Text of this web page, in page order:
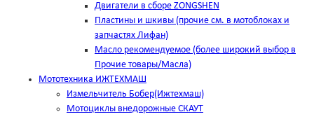
Двигатели в сборе ZONGSHEN
Пластины и шкивы (прочие см. в мотоблоках и
запчастях Лифан)
Масло рекомендуемое (более широкий выбор в
Прочие товары/Масла)
Мототехника ИЖТЕХМАШ
Измельчитель Бобер(Ижтехмаш)
Мотоциклы внедорожные СКАУТ